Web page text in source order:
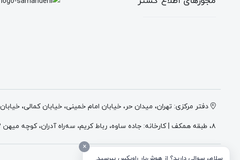
دفتر مرکزی: تهران، میدان حر، خیابان امام خمینی، خیابان کمالی،
۸، طبقه همکف | کارخانه: جاده ساوه، رباط کریم، سه‌راه آدران، کوچه میهن ۲، انتهای کوچه وطن ۲، پلاک ۴
درباره شرکت اطلاع گستر اطلس
×